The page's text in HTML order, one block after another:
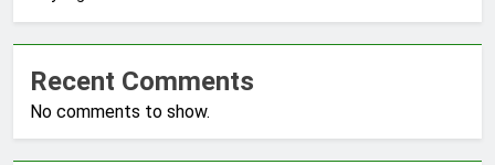
Recent Comments
No comments to show.